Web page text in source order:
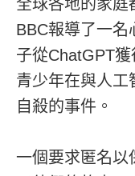
全球各地的家庭
BBC報導了一名
子從ChatGPT
青少年在與人工
自殺的事件。
一個要求匿名以